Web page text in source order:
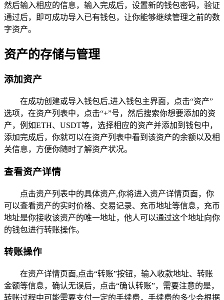
然后输入相应的信息，输入完成后，设置新的钱包密码，验证
通过后，即可成功导入已有钱包，让你能够继续管理之前的数
字资产。
资产的存储与管理
添加资产
在成功创建或导入钱包后,进入钱包主界面，点击“资产”
选项，在资产列表中，点击“+”号，然后搜索你想要添加的资
产，例如ETH、USDT等，选择相应的资产并添加到钱包中，
添加完成后，你就可以在资产列表中看到该资产的余额以及相
关信息，方便你随时了解资产状况。
查看资产详情
点击资产列表中的具体资产,你将进入资产详情页面，你
可以查看资产的实时价格、交易记录、充币地址等信息，充币
地址是你接收该资产的唯一地址，他人可以通过这个地址向你
的钱包进行转账操作。
转账操作
在资产详情页面,点击“转账”按钮，输入收款地址、转账
金额等信息，确认无误后，点击“确认转账”，需要注意的是，
转账过程中可能需要支付一定的手续费，手续费的多少会根据